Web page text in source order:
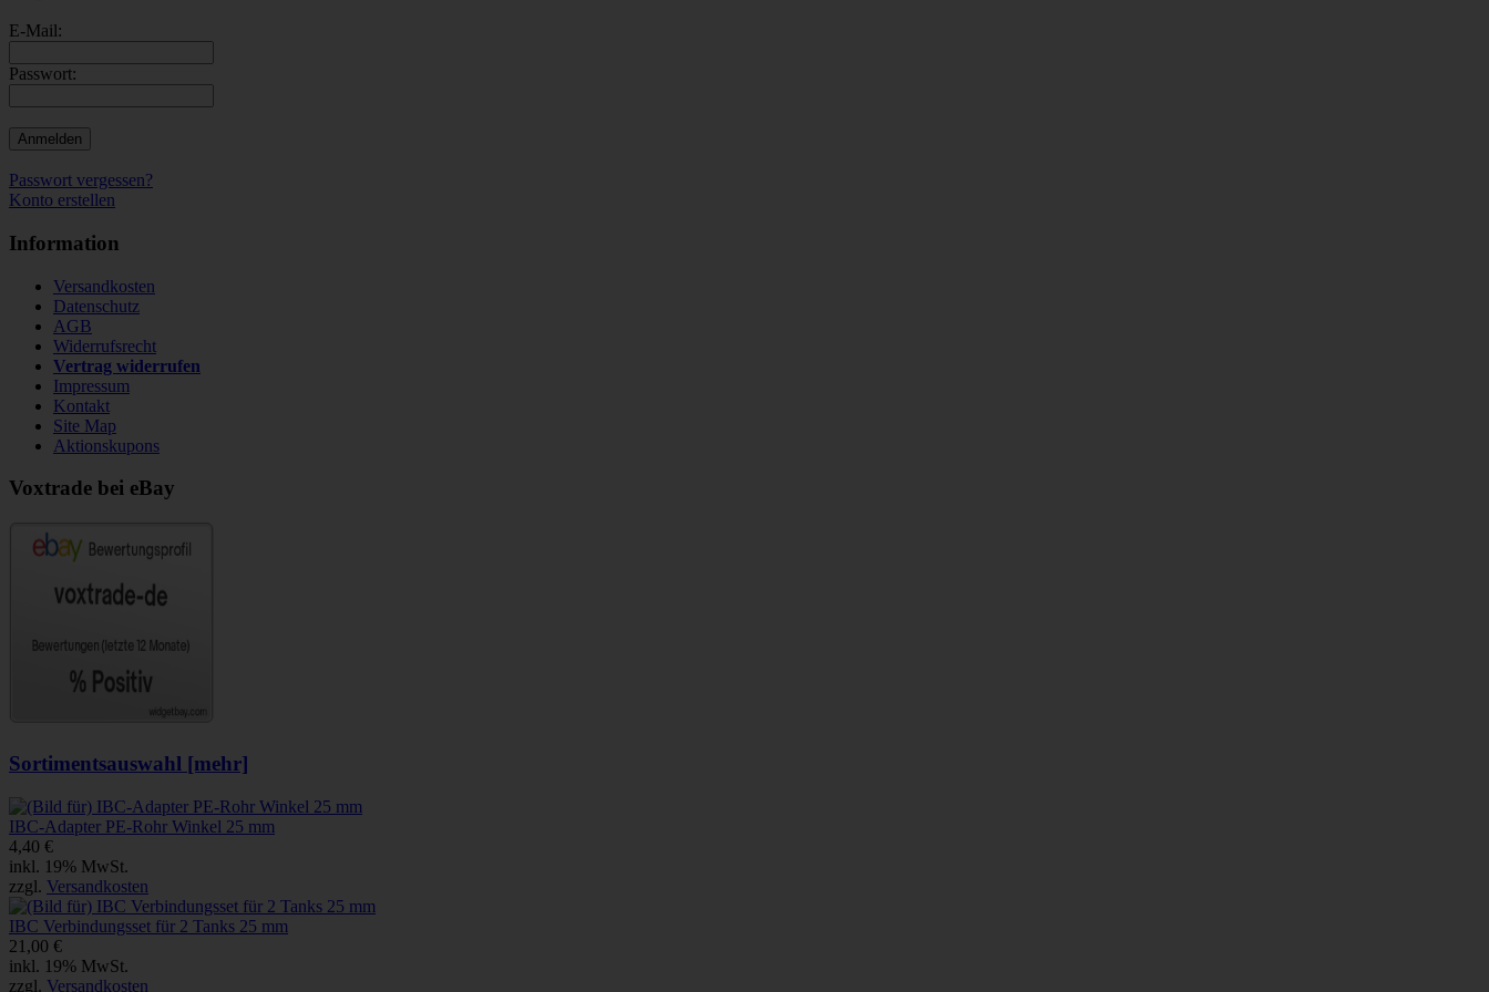
E-Mail:
Passwort:
Passwort vergessen?
Konto erstellen
Information
Versandkosten
Datenschutz
AGB
Widerrufsrecht
Vertrag widerrufen
Impressum
Kontakt
Site Map
Aktionskupons
Voxtrade bei eBay
Sortimentsauswahl [mehr]
IBC-Adapter PE-Rohr Winkel 25 mm
4,40 €
inkl. 19% MwSt.
zzgl. Versandkosten
IBC Verbindungsset für 2 Tanks 25 mm
21,00 €
inkl. 19% MwSt.
zzgl. Versandkosten